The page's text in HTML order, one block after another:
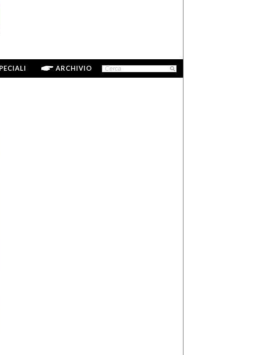
ARCHIVIO